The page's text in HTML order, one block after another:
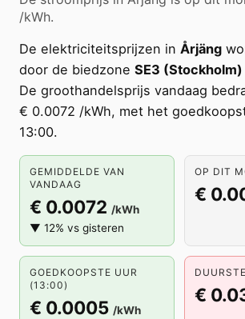
/kWh.
De elektriciteitsprijzen in Årjäng
door de biedzone SE3 (Stockholm)
De groothandelsprijs vandaag
€ 0.0072 /kWh, met het
13:00.
GEMIDDELDE VAN
VANDAAG
€ 0.0072 /kWh
▼ 12% vs gisteren
OP DIT
€
GOEDKOOPSTE UUR
(13:00)
€ 0.0005 /kWh
€